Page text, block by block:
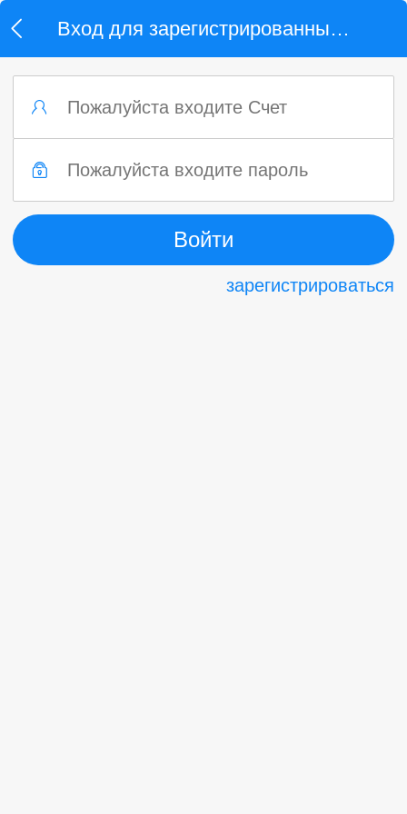
Вход для зарегистрированных пользователей
зарегистрироваться